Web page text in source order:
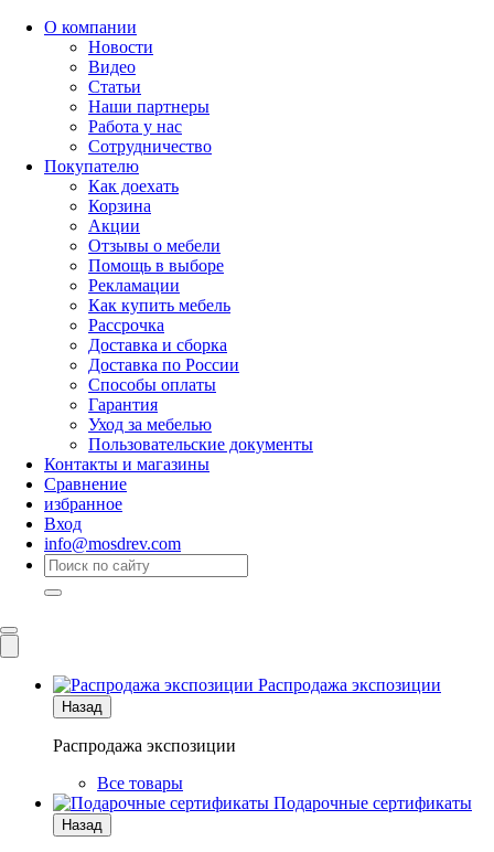
О компании
Новости
Видео
Статьи
Наши партнеры
Работа у нас
Сотрудничество
Покупателю
Как доехать
Корзина
Акции
Отзывы о мебели
Помощь в выборе
Рекламации
Как купить мебель
Рассрочка
Доставка и сборка
Доставка по России
Способы оплаты
Гарантия
Уход за мебелью
Пользовательские документы
Контакты и магазины
Сравнение
избранное
Вход
info@mosdrev.com
Распродажа экспозиции
Назад
Распродажа экспозиции
Все товары
Подарочные сертификаты
Назад